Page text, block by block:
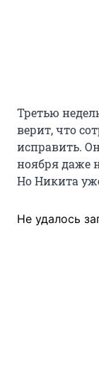
Третью
верит, что
исправить.
ноября даже
Но Никита
Не удалось